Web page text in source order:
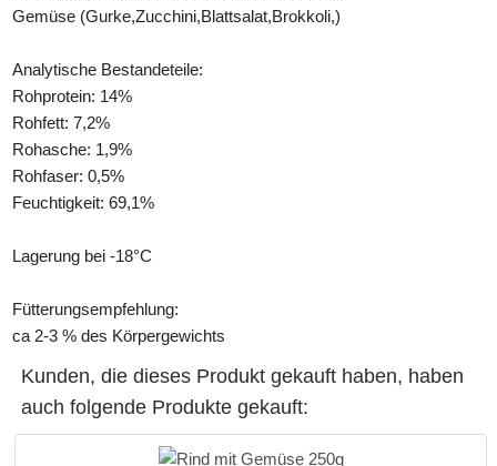
Gemüse (Gurke,Zucchini,Blattsalat,Brokkoli,)
Analytische Bestandeteile:
Rohprotein: 14%
Rohfett: 7,2%
Rohasche: 1,9%
Rohfaser: 0,5%
Feuchtigkeit: 69,1%
Lagerung bei -18°C
Fütterungsempfehlung:
ca 2-3 % des Körpergewichts
Kunden, die dieses Produkt gekauft haben, haben
auch folgende Produkte gekauft: